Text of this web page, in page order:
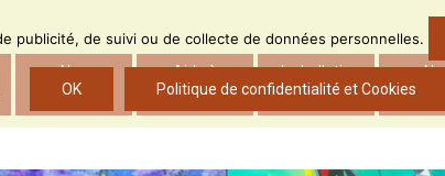
Nos
actions
Aide à
l’insertion
Le bulletin
d’ADS
publicité, de suivi ou de collecte de données personnelles.
OK Politique de confidentialité et Cookies